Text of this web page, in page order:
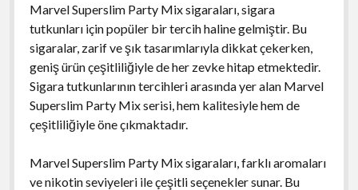
Ücretsiz Şifresiz Twitter Beğeni Hilesi
Marvel Superslim Party Mix sigaraları, sigara
tutkunları için popüler bir tercih haline gelmiştir. Bu
sigaralar, zarif ve şık tasarımlarıyla dikkat çekerken,
geniş ürün çeşitliliğiyle de her zevke hitap etmektedir.
Sigara tutkunlarının tercihleri arasında yer alan Marvel
Superslim Party Mix serisi, hem kalitesiyle hem de
çeşitliliğiyle öne çıkmaktadır.
Marvel Superslim Party Mix sigaraları, farklı aromaları
ve nikotin seviyeleri ile çeşitli seçenekler sunar. Bu